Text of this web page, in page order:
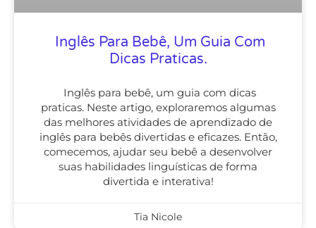
Inglês Para Bebê, Um Guia Com
Dicas Praticas.
Inglês para bebê, um guia com dicas
praticas. Neste artigo, exploraremos algumas
das melhores atividades de aprendizado de
inglês para bebês divertidas e eficazes. Então,
comecemos, ajudar seu bebê a desenvolver
suas habilidades linguísticas de forma
divertida e interativa!
Tia Nicole